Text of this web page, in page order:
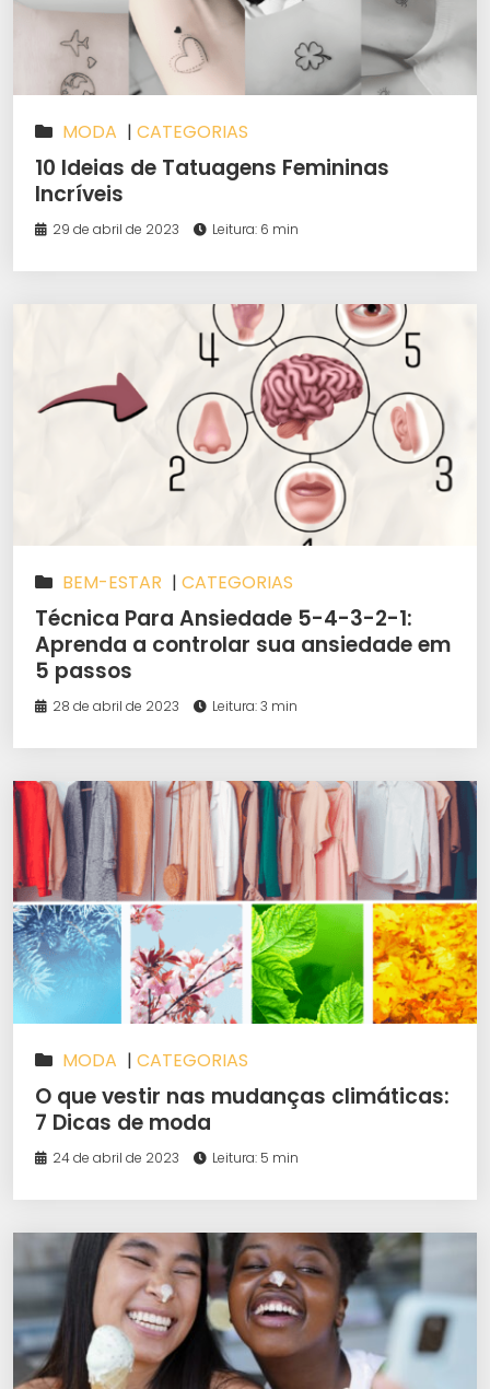
MODA | CATEGORIAS
10 Ideias de Tatuagens Femininas
Incríveis
29 de abril de 2023 Leitura: 6 min
BEM-ESTAR | CATEGORIAS
Técnica Para Ansiedade 5-4-3-2-1:
Aprenda a controlar sua ansiedade em
5 passos
28 de abril de 2023 Leitura: 3 min
MODA | CATEGORIAS
O que vestir nas mudanças climáticas:
7 Dicas de moda
24 de abril de 2023 Leitura: 5 min